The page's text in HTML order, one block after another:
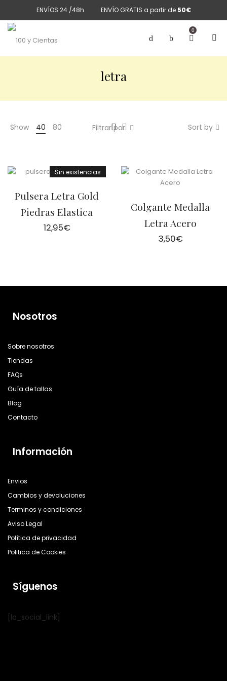
ENVÍOS 24 /48h ENVÍO GRATIS a partir de 50€
0
letra
Show 40 80 Sort by
Filtrar por
Sin existencias
Pulsera Letra Gold
Piedras Elastica
12,95€
Colgante Medalla
Letra Acero
3,50€
Nosotros
Sobre nosotros
Tiendas
FAQs
Guía de tallas
Blog
Contacto
Información
Envios
Cambios y devoluciones
Terminos y condiciones
Aviso Legal
Política de privacidad
Politica de Cookies
Síguenos
[la_social_link]